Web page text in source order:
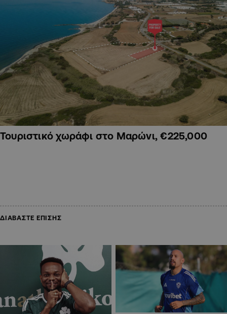
Τουριστικό χωράφι στο Μαρώνι, €225,000
ΔΙΑΒΑΣΤΕ ΕΠΙΣΗΣ